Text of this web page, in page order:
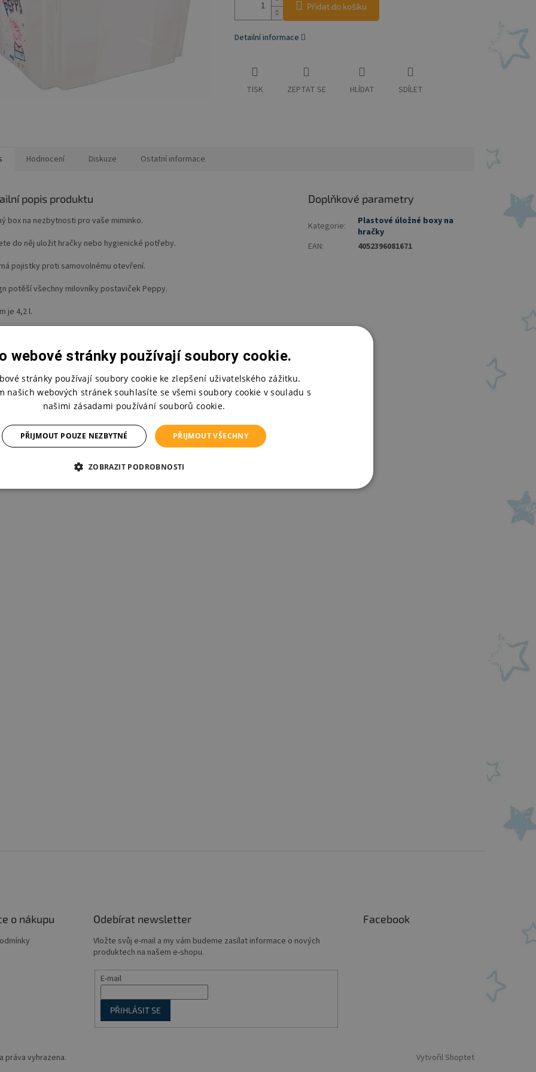
Přidat do košíku
Detailní informace
TISK ZEPTAT SE HLÍDAT SDÍLET
Hodnocení Diskuze Ostatní informace
popis produktu
box na nezbytnosti pro vaše miminko.
do něj uložit hračky nebo hygienické potřeby.
pojistky proti samovolnému otevření.
potěší všechny milovníky postaviček Peppy.
je 4,2 l.
Š 29cm, H 19cm
Doplňkové parametry
Kategorie:
Plastové úložné boxy na
hračky
EAN: 4052396081671
o nákupu Odebírat newsletter
Vložte svůj e-mail a my vám budeme zasílat informace o nových
produktech na našem e-shopu.
E-mail
PŘIHLÁSIT SE
Facebook
Vytvořil Shoptet
práva vyhrazena.
webové stránky používají soubory cookie.
stránky používají soubory cookie ke zlepšení uživatelského zážitku.
našich webových stránek souhlasíte se všemi soubory cookie v souladu s
našimi zásadami používání souborů cookie.
PŘIJMOUT VŠECHNY
PŘIJMOUT POUZE NEZBYTNÉ
ZOBRAZIT PODROBNOSTI